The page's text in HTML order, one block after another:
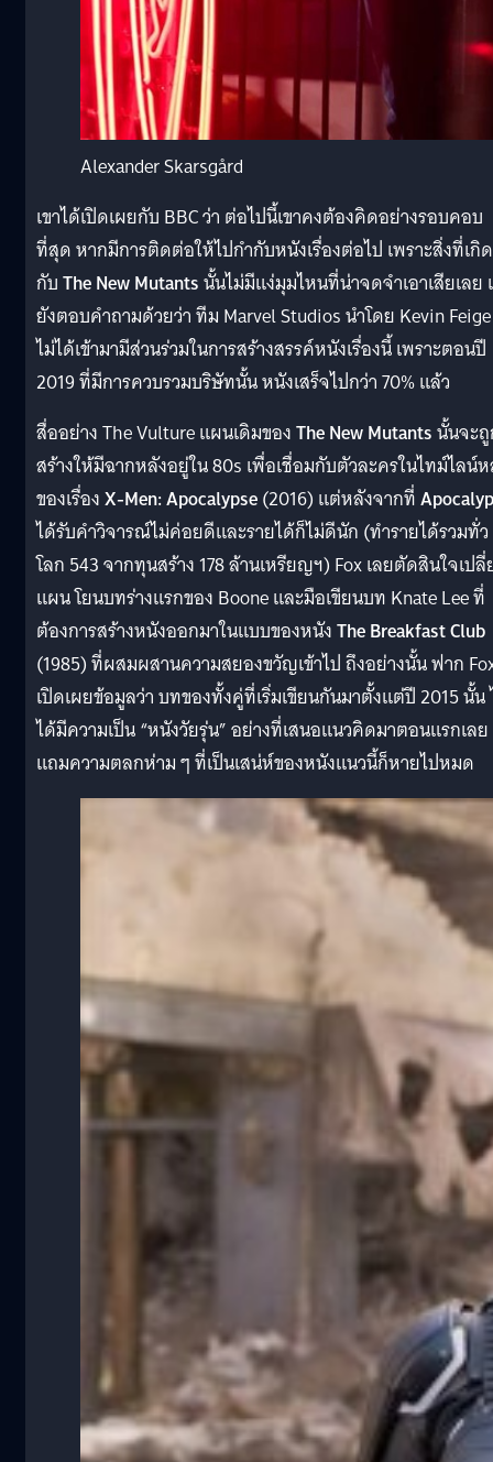
Alexander Skarsgård
เขาได้เปิดเผยกับ BBC ว่า ต่อไปนี้เขาคงต้องคิดอย่างรอบคอบ
ที่สุด หากมีการติดต่อให้ไปกำกับหนังเรื่องต่อไป เพราะสิ่งที่เกิด
กับThe New Mutantsนั้นไม่มีแง่มุมไหนที่น่าจดจำเอาเสียเลย
ยังตอบคำถามด้วยว่า ทีม Marvel Studios นำโดย Kevin Feige
ไม่ได้เข้ามามีส่วนร่วมในการสร้างสรรค์หนังเรื่องนี้ เพราะตอนปี
2019 ที่มีการควบรวมบริษัทนั้น หนังเสร็จไปกว่า 70% แล้ว
สื่ออย่าง The Vulture แผนเดิมของThe New Mutantsนั้นจะ
สร้างให้มีฉากหลังอยู่ใน 80s เพื่อเชื่อมกับตัวละครในไทม์ไลน์
ของเรื่องX-Men: Apocalypse(2016) แต่หลังจากที่
ได้รับคำวิจารณ์ไม่ค่อยดีและรายได้ก็ไม่ดีนัก (ทำรายได้รวมทั่ว
โลก 543 จากทุนสร้าง 178 ล้านเหรียญฯ) Fox เลยตัดสินใจเป
แผน โยนบทร่างแรกของ Boone และมือเขียนบท Knate Lee ที่
ต้องการสร้างหนังออกมาในแบบของหนังThe Breakfast Club
(1985) ที่ผสมผสานความสยองขวัญเข้าไป ถึงอย่างนั้น ฟาก
เปิดเผยข้อมูลว่า บทของทั้งคู่ที่เริ่มเขียนกันมาตั้งแต่ปี 2015 นั้น
ได้มีความเป็น “หนังวัยรุ่น” อย่างที่เสนอแนวคิดมาตอนแรกเลย
แถมความตลกห่าม ๆ ที่เป็นเสน่ห์ของหนังแนวนี้ก็หายไปหมด